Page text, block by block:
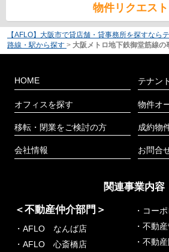
物件リクエスト
【AFLO】大阪市で貸店舗・貸事務所を探すなら
路線・駅から探す > 大阪メトロ地下鉄御堂筋線の
HOME
オフィスを探す
移転・閉業をご検討の方
会社情報
テナン
物件オ
成約物
お問合
関連事業内容
＜不動産仲介部門＞
・AFLO なんば店
・AFLO 心斎橋店
・コー
・不動
・不動